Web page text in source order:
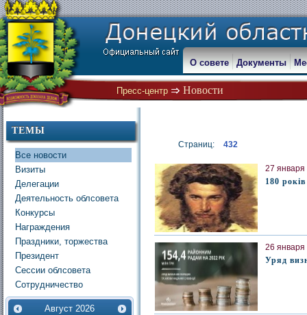
Пресс-центр Новости
О совете Документы
ТЕМЫ
Все новости
Визиты
Делегации
Деятельность облсовета
Конкурсы
Награждения
Праздники, торжества
Президент
Сессии облсовета
Сотрудничество
Август 2026
Страниц: 432
27 января
180
26 января
Уряд